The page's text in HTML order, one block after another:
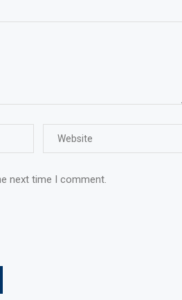
next time I comment.